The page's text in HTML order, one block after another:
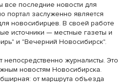
все последние новости для
портал заслуженно является
новосибирцев. В своей работе
источники — местные газеты и
и "Вечерний Новосибирск".
непосредственно журналисты. Это
новостям Новосибирска.
от маршрута объезда